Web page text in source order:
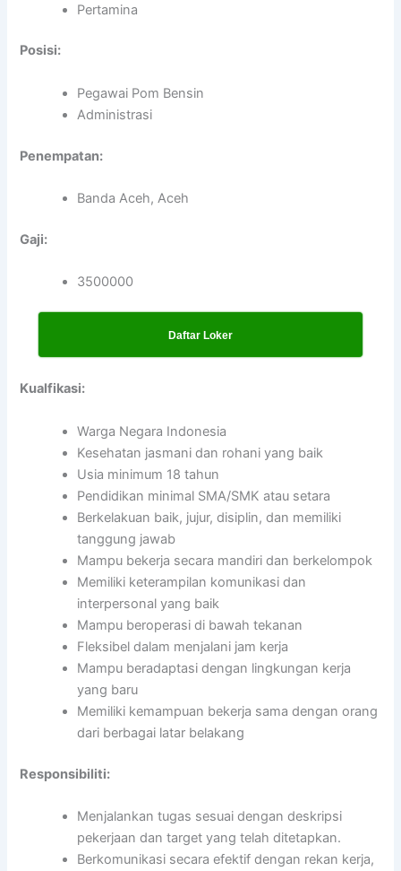
Pertamina
Posisi:
Pegawai Pom Bensin
Administrasi
Penempatan:
Banda Aceh, Aceh
Gaji:
3500000
Daftar Loker
Kualfikasi:
Warga Negara Indonesia
Kesehatan jasmani dan rohani yang baik
Usia minimum 18 tahun
Pendidikan minimal SMA/SMK atau setara
Berkelakuan baik, jujur, disiplin, dan memiliki
tanggung jawab
Mampu bekerja secara mandiri dan berkelompok
Memiliki keterampilan komunikasi dan
interpersonal yang baik
Mampu beroperasi di bawah tekanan
Fleksibel dalam menjalani jam kerja
Mampu beradaptasi dengan lingkungan kerja
yang baru
Memiliki kemampuan bekerja sama dengan orang
dari berbagai latar belakang
Responsibiliti:
Menjalankan tugas sesuai dengan deskripsi
pekerjaan dan target yang telah ditetapkan.
Berkomunikasi secara efektif dengan rekan kerja,